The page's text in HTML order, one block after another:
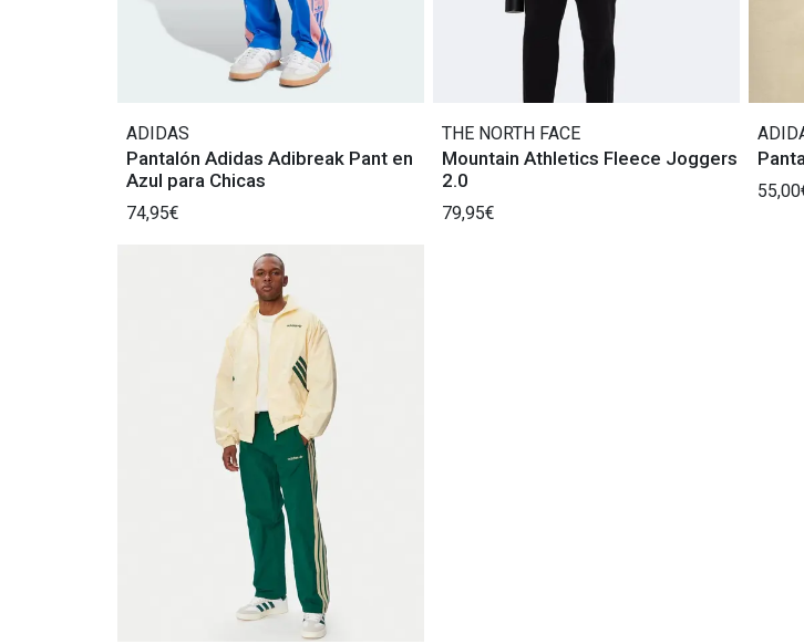
ADIDAS
Pantalón Adidas Adibreak Pant en
Azul para Chicas
74,95€
THE NORTH FACE
Mountain Athletics Fleece Joggers
2.0
79,95€